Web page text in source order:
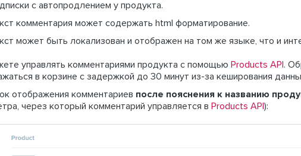
с автопродлением у продукта.
комментария может содержать html форматирование.
может быть локализован и отображен на том же языке, что и
управлять комментариями продукта с помощью Products API .
в корзине с задержкой до 30 минут из-за кеширования
отображения комментариев после пояснения к названию
через который комментарий управляется в Products API ):